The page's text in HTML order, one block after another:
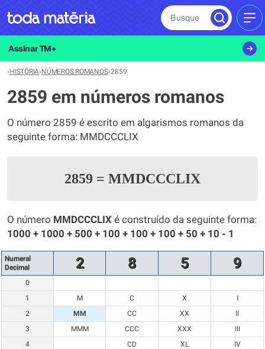
Busque
Assinar TM+
›HISTÓRIA›NÚMEROS ROMANOS›2859
2859 em números romanos
O número 2859 é escrito em algarismos romanos da
seguinte forma: MMDCCCLIX
2859 = MMDCCCLIX
O número MMDCCCLIX é construído da seguinte forma:
1000 + 1000 + 500 + 100 + 100 + 100 + 50 + 10 - 1
Numeral
Decimal
2 8 5 9
0
1
M C X
I
2
MM CC XX
II
3
MMM CCC XXX
III
4
CD XL
IV